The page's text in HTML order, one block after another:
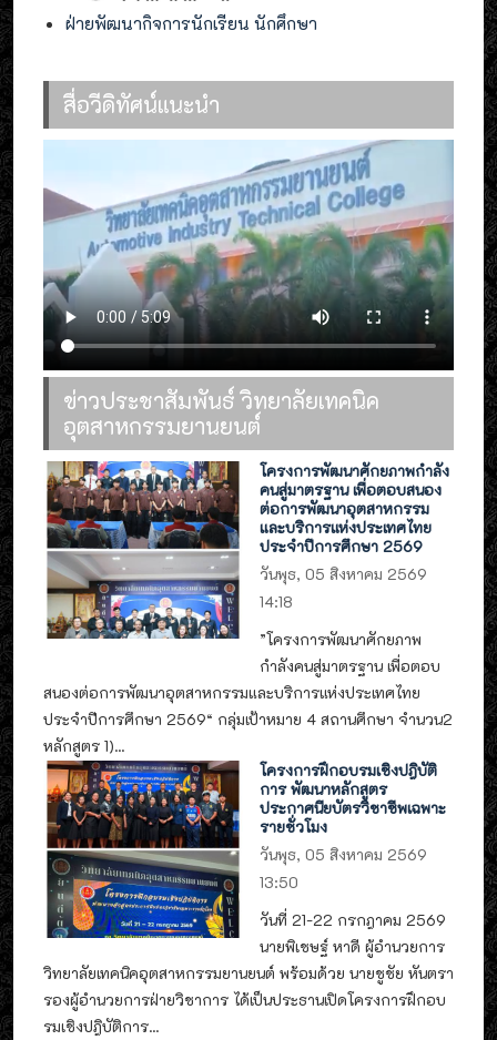
ฝ่ายพัฒนากิจการนักเรียน นักศึกษา
สื่อวีดิทัศน์แนะนำ
ข่าวประชาสัมพันธ์ วิทยาลัยเทคนิค
อุตสาหกรรมยานยนต์
โครงการพัฒนาศักยภาพกำลัง
คนสู่มาตรฐาน เพื่อตอบสนอง
ต่อการพัฒนาอุตสาหกรรม
และบริการแห่งประเทศไทย
ประจำปีการศึกษา 2569
วันพุธ, 05 สิงหาคม 2569
14:18
”โครงการพัฒนาศักยภาพ
กำลังคนสู่มาตรฐาน เพื่อตอบ
สนองต่อการพัฒนาอุตสาหกรรมและบริการแห่งประเทศไทย
ประจำปีการศึกษา 2569“ กลุ่มเป้าหมาย 4 สถานศึกษา จำนวน2
หลักสูตร 1)...
โครงการฝึกอบรมเชิงปฎิบัติ
การ พัฒนาหลักสูตร
ประกาศนียบัตรวิชาชีพเฉพาะ
รายชั่วโมง
วันพุธ, 05 สิงหาคม 2569
13:50
วันที่ 21-22 กรกฎาคม 2569
นายพิเชษฐ์ หาดี ผู้อำนวยการ
วิทยาลัยเทคนิคอุตสาหกรรมยานยนต์ พร้อมด้วย นายชูชัย หันตรา
รองผู้อำนวยการฝ่ายวิชาการ ได้เป็นประธานเปิดโครงการฝึกอบ
รมเชิงปฎิบัติการ...